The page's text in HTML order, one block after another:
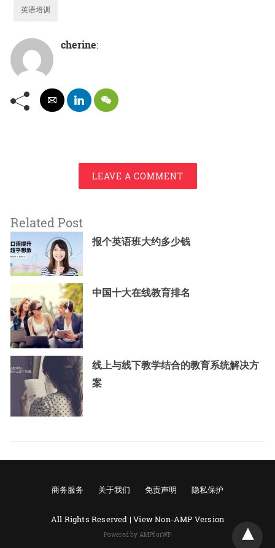
英语培训
cherine:
LEAVE A COMMENT
Related Post
报个英语班大约多少钱
中国十大在线教育排名
线上与线下教学结合的教育系统解决方
案
商务服务 关于我们 免责声明 隐私保护
All Rights Reserved |View Non-AMP Version
Powered by AMPforWP